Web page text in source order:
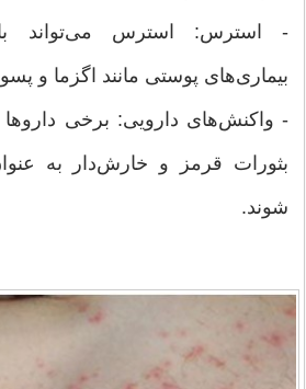
- استرس: استرس می‌تواند
بیماری‌های پوستی مانند اگزما و
- واکنش‌های دارویی: برخی داروها
بثورات قرمز و خارش‌دار به
شوند.